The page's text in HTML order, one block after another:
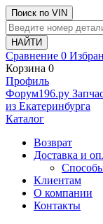
Поиск по VIN
Сравнение 0
Корзина 0
Профиль
Фoрум196.ру
из Екатеринбурга
Каталог
Возврат
Доставка и
Клиентам
О компании
Контакты